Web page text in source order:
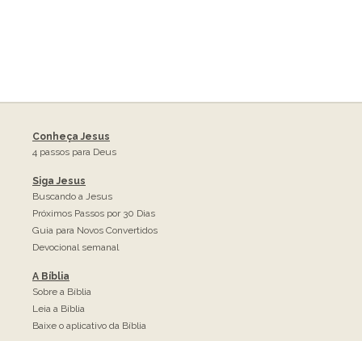
CONECTE-SE
Conheça Jesus
4 passos para Deus
Siga Jesus
Buscando a Jesus
Próximos Passos por 30 Dias
Guia para Novos Convertidos
Devocional semanal
A Bíblia
Sobre a Bíblia
Leia a Bíblia
Baixe o aplicativo da Bíblia